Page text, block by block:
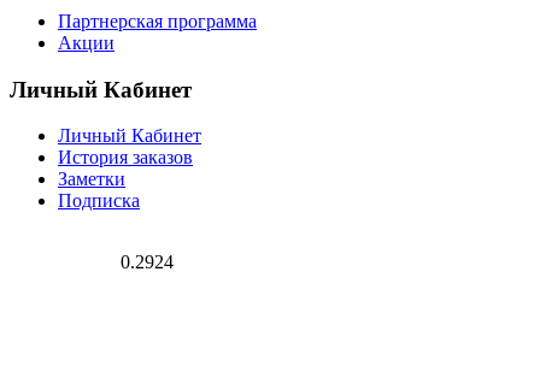
Партнерская программа
Акции
Личный Кабинет
Личный Кабинет
История заказов
Заметки
Подписка
0.2924